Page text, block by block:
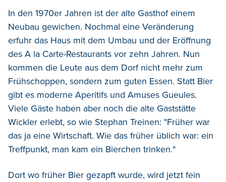
In den 1970er Jahren ist der alte Gasthof einem
Neubau gewichen. Nochmal eine Veränderung
erfuhr das Haus mit dem Umbau und der Eröffnung
des A la Carte-Restaurants vor zehn Jahren. Nun
kommen die Leute aus dem Dorf nicht mehr zum
Frühschoppen, sondern zum guten Essen. Statt Bier
gibt es moderne Aperitifs und Amuses Gueules.
Viele Gäste haben aber noch die alte Gaststätte
Wickler erlebt, so wie Stephan Treinen: "Früher war
das ja eine Wirtschaft. Wie das früher üblich war: ein
Treffpunkt, man kam ein Bierchen trinken."
Dort wo früher Bier gezapft wurde, wird jetzt fein